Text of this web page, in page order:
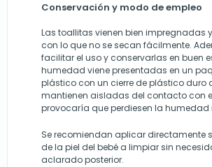
Conservación y modo de empleo
Las toallitas vienen bien impregnadas
con lo que no se secan fácilmente.
facilitar el uso y conservarlas en buen
humedad viene presentadas en un
plástico con un cierre de plástico duro
mantienen aisladas del contacto con
provocaría que perdiesen la humedad
Se recomiendan aplicar directamente
de la piel del bebé a limpiar sin
aclarado posterior.